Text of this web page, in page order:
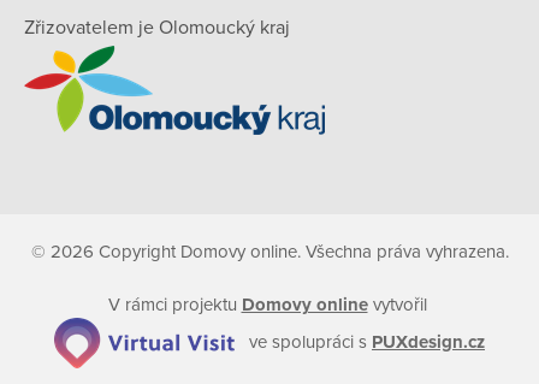
Zřizovatelem je Olomoucký kraj
© 2026 Copyright Domovy online. Všechna práva vyhrazena.
V rámci projektu Domovy onlinevytvořil
ve spolupráci s PUXdesign.cz